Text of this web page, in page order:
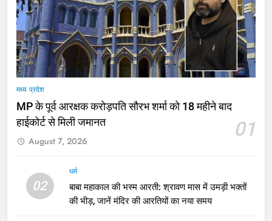
मध्य प्रदेश
MP के पूर्व आरक्षक करोड़पति सौरभ शर्मा को 18 महीने बाद
हाईकोर्ट से मिली जमानत
01
August 7, 2026
02
धर्म
बाबा महाकाल की भस्म आरती: श्रावण मास में उमड़ी भक्तों
की भीड़, जानें मंदिर की आरतियों का नया समय